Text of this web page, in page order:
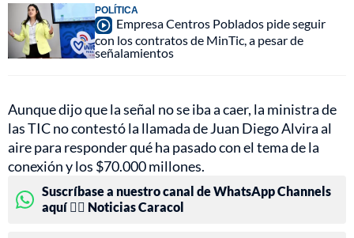
POLÍTICA
Empresa Centros Poblados pide seguir
con los contratos de MinTic, a pesar de
señalamientos
Aunque dijo que la señal no se iba a caer, la ministra de
las TIC no contestó la llamada de Juan Diego Alvira al
aire para responder qué ha pasado con el tema de la
conexión y los $70.000 millones.
Suscríbase a nuestro canal de WhatsApp Channels
aquí 👉🏻 Noticias Caracol